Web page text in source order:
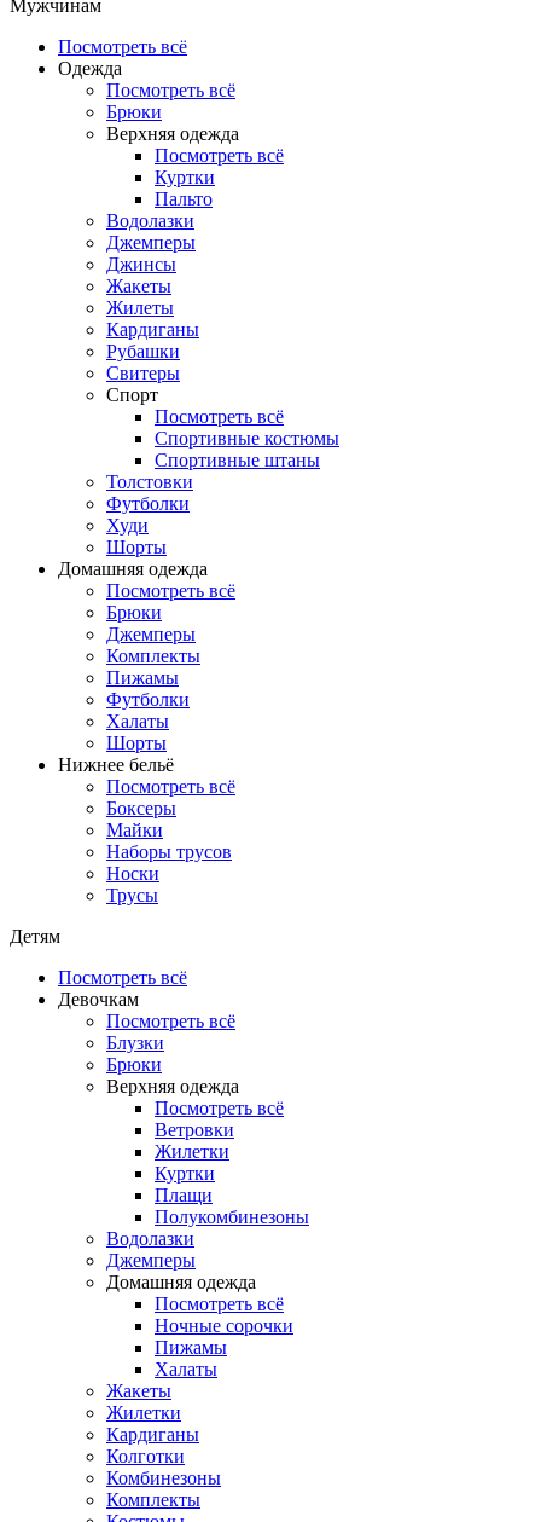
Мужчинам
Посмотреть всё
Одежда
Посмотреть всё
Брюки
Верхняя одежда
Посмотреть всё
Куртки
Пальто
Водолазки
Джемперы
Джинсы
Жакеты
Жилеты
Кардиганы
Рубашки
Свитеры
Спорт
Посмотреть всё
Спортивные костюмы
Спортивные штаны
Толстовки
Футболки
Худи
Шорты
Домашняя одежда
Посмотреть всё
Брюки
Джемперы
Комплекты
Пижамы
Футболки
Халаты
Шорты
Нижнее бельё
Посмотреть всё
Боксеры
Майки
Наборы трусов
Носки
Трусы
Детям
Посмотреть всё
Девочкам
Посмотреть всё
Блузки
Брюки
Верхняя одежда
Посмотреть всё
Ветровки
Жилетки
Куртки
Плащи
Полукомбинезоны
Водолазки
Джемперы
Домашняя одежда
Посмотреть всё
Ночные сорочки
Пижамы
Халаты
Жакеты
Жилетки
Кардиганы
Колготки
Комбинезоны
Комплекты